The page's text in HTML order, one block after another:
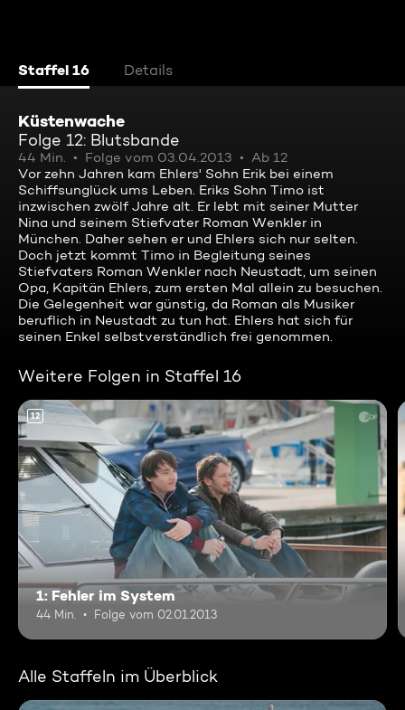
Staffel 16 Details
Küstenwache
Folge 12: Blutsbande
44 Min. Folge vom 03.04.2013
Ab 12
Vor zehn Jahren kam Ehlers' Sohn Erik bei einem
Schiffsunglück ums Leben. Eriks Sohn Timo ist
inzwischen zwölf Jahre alt. Er lebt mit seiner Mutter
Nina und seinem Stiefvater Roman Wenkler in
München. Daher sehen er und Ehlers sich nur selten.
Doch jetzt kommt Timo in Begleitung seines
Stiefvaters Roman Wenkler nach Neustadt, um seinen
Opa, Kapitän Ehlers, zum ersten Mal allein zu besuchen.
Die Gelegenheit war günstig, da Roman als Musiker
beruflich in Neustadt zu tun hat. Ehlers hat sich für
seinen Enkel selbstverständlich frei genommen.
Weitere Folgen in Staffel 16
12
1: Fehler im System
44 Min. Folge vom 02.01.2013
Alle Staffeln im Überblick